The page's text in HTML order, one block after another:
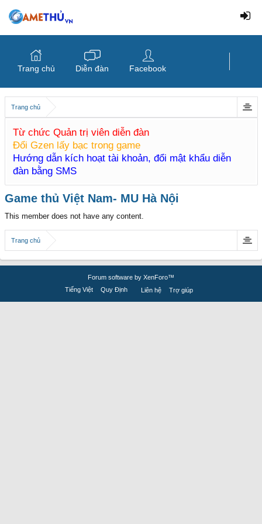
Trang chủ
Từ chức Quản trị viên diễn đàn
Đổi Gzen lấy bạc trong game
Hướng dẫn kích hoạt tài khoản, đổi mật khẩu diễn
đàn bằng SMS
Game thủ Việt Nam- MU Hà Nội
This member does not have any content.
Trang chủ
Trang chủ Diễn đàn Facebook
Forum software by XenForo™
Tiếng Việt
Quy Định Liên hệ Trợ giúp